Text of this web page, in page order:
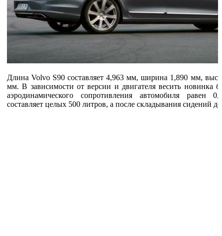
Длина Volvo S90 составляет 4,963 мм, ширина 1,890 мм,
мм. В зависимости от версии и двигателя весить новинка
аэродинамического сопротивления автомобиля равен
составляет целых 500 литров, а после складывания сидений